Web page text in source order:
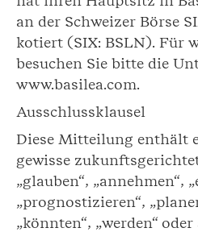
an der Schweizer Börse
kotiert (SIX: BSLN). Für
besuchen Sie bitte die
www.basilea.com.
Ausschlussklausel
Diese Mitteilung enthält
gewisse
„glauben“, „annehmen“,
„prognostizieren“,
„könnten“, „werden“